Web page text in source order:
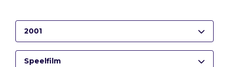
2001
Speelfilm